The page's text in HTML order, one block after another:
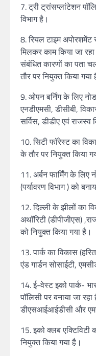
7. ट्री ट्रांसप्लांटेशन
विभाग है।
8. रियल टाइम
मिलकर काम किया जा
संबंधित कारणों का पता
तौर पर नियुक्त किया गया
9. ओपन बर्निंग के लिए
एनडीएमसी, डीसीबी,
सर्विस, डीडीए एवं राजस्व
10. सिटी फॉरेस्ट का
के तौर पर नियुक्त किया
11. अर्बन फार्मिंग के लिए
(पर्यावरण विभाग ) को
12. दिल्ली के झीलों का
अथॉरिटी (डीपीजीएस)
को नियुक्त किया गया है।
13. पार्क का विकास
एंड गार्डन सोसाईटी,
14. ई-वेस्ट इको पार्क-
पॉलिसी पर बनाया जा
डीएसआईआईडीसी और
15. इको क्लब एक्टिविटी
नियुक्त किया गया है।